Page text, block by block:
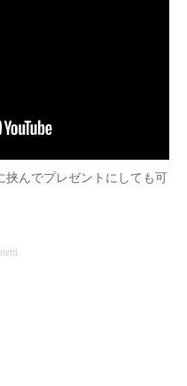
挟んでプレゼントにしても可